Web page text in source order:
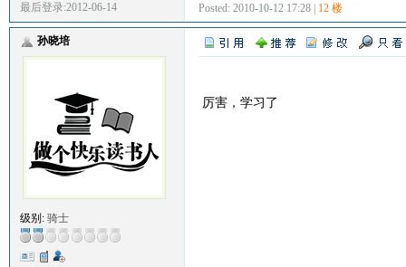
最后登录:2012-06-14
Posted: 2010-10-12 17:28 | 12 楼
孙晓培
级别: 骑士
厉害，学习了